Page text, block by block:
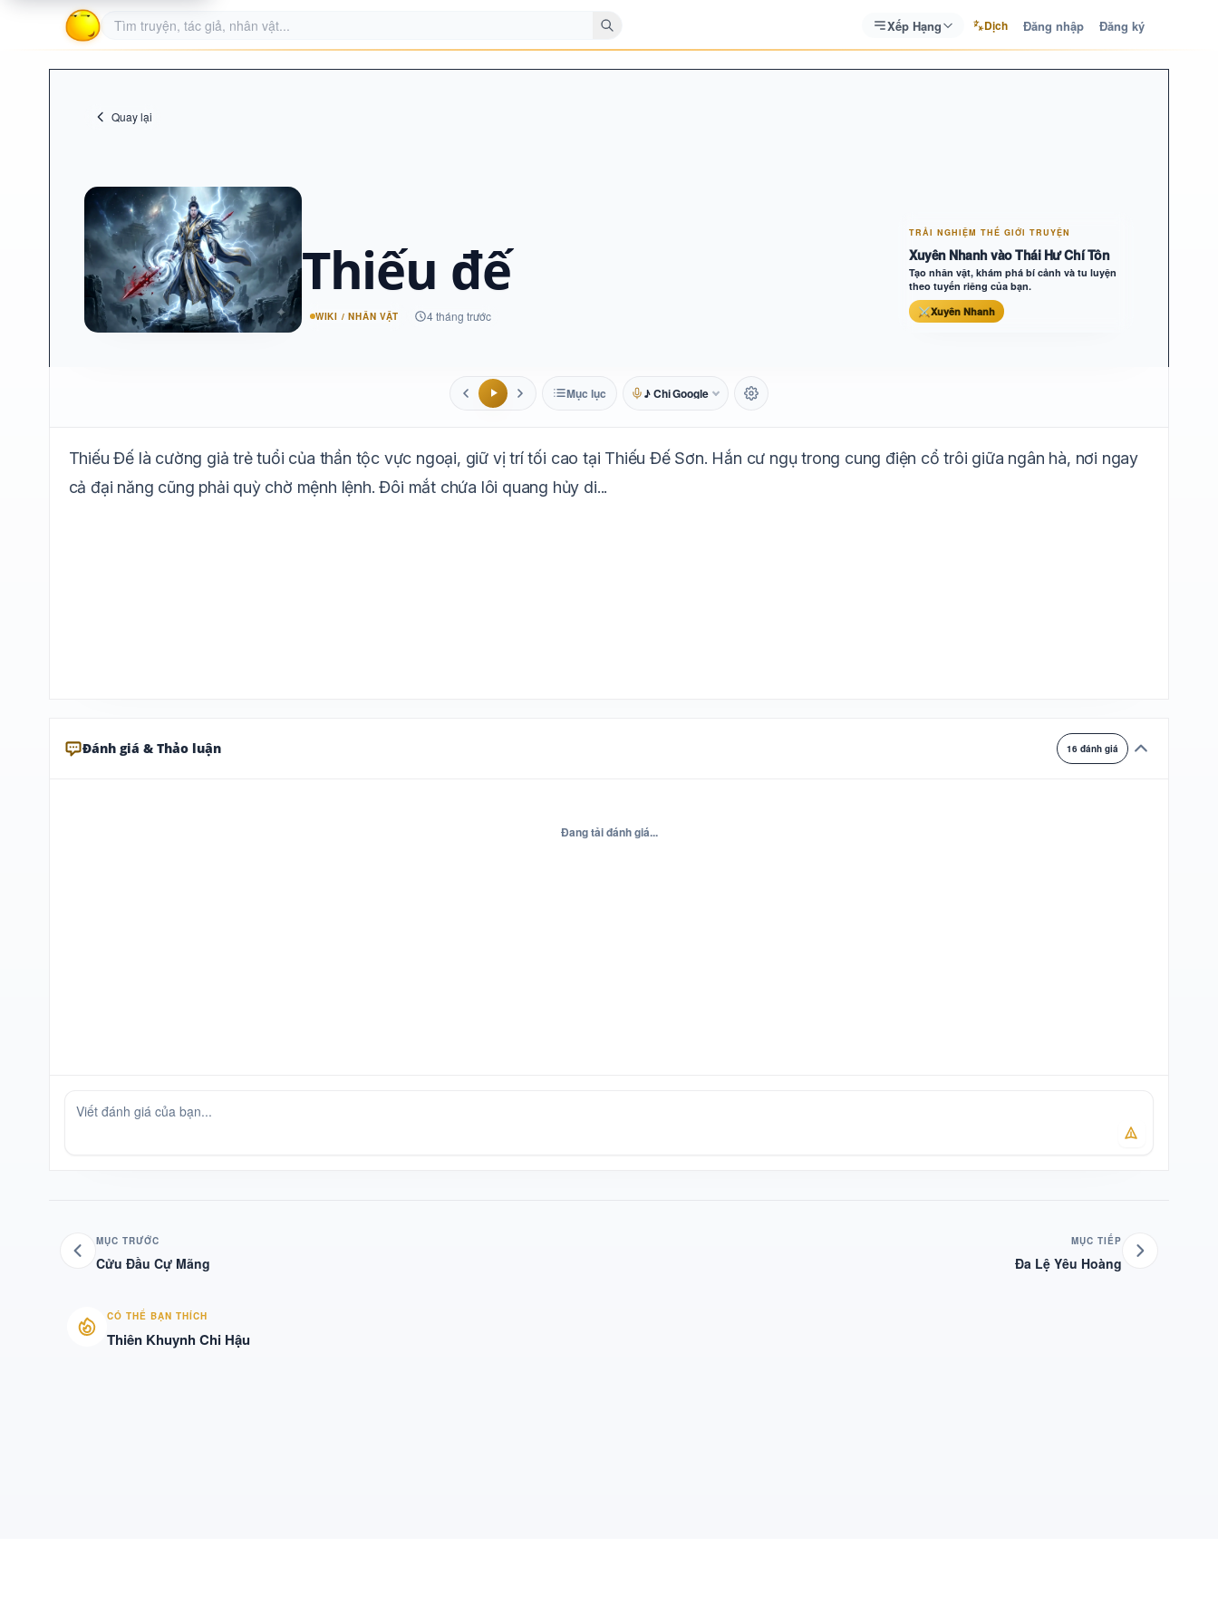
Xếp Hạng Dịch Đăng nhập Đăng ký
Quay lại
Thiếu đế
WIKI / NHÂN VẬT 4 tháng trước
TRẢI NGHIỆM THẾ GIỚI TRUYỆN
Xuyên Nhanh vào Thái Hư Chí Tôn
Tạo nhân vật, khám phá bí cảnh và tu luyện
theo tuyến riêng của bạn.
⚔Xuyên Nhanh
Mục lục ♪ Chị Google
Trắng Vàng
Thiếu Đế là cường giả trẻ tuổi của thần tộc vực ngoại, giữ vị trí tối cao tại Thiếu Đế Sơn. Hắn cư ngụ trong cung điện cổ trôi giữa ngân hà, nơi ngay
cả đại năng cũng phải quỳ chờ mệnh lệnh. Đôi mắt chứa lôi quang hủy di...
Đánh giá & Thảo luận 16 đánh giá
Đang tải đánh giá...
MỤC TRƯỚC
Cửu Đầu Cự Mãng
MỤC TIẾP
Đa Lệ Yêu Hoàng
CÓ THỂ BẠN THÍCH
Thiên Khuynh Chi Hậu